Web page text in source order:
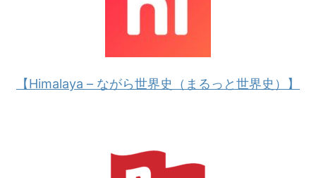
【Himalaya – ながら世界史（まるっと世界史）】